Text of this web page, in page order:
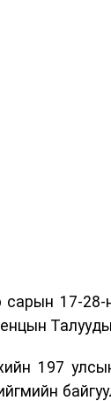
сарын 17-
197